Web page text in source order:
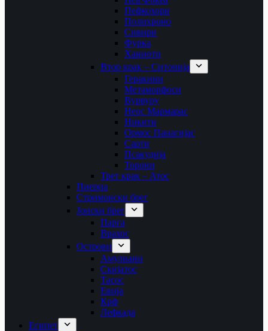
Пефкохори
Полихроно
Сивири
Фурка
Ханиоти
Втор крак – Ситонија
Геракини
Метаморфоси
Вурвуру
Неос Мармарас
Никити
Ормос Панагијас
Сарти
Псакудија
Торони
Трет крак – Атос
Пиериа
Стримонски брег
Јонски брег
Парга
Врахос
Острови
Амулиани
Скијатос
Тасос
Евија
Крф
Лефкада
Египет